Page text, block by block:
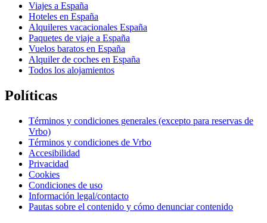
Viajes a España
Hoteles en España
Alquileres vacacionales España
Paquetes de viaje a España
Vuelos baratos en España
Alquiler de coches en España
Todos los alojamientos
Políticas
Términos y condiciones generales (excepto para reservas de
Vrbo)
Términos y condiciones de Vrbo
Accesibilidad
Privacidad
Cookies
Condiciones de uso
Información legal/contacto
Pautas sobre el contenido y cómo denunciar contenido